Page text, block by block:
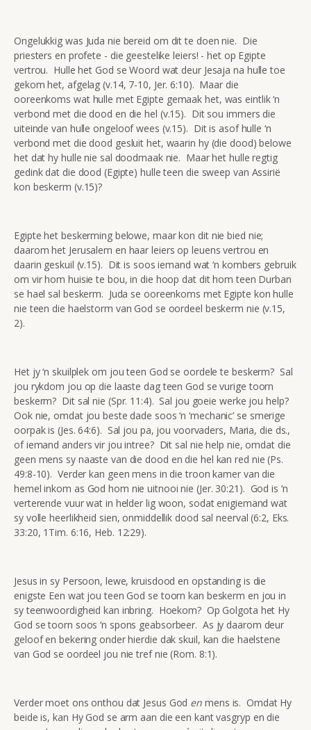
Ongelukkig was Juda nie bereid om dit te doen nie. Die
priesters en profete - die geestelike leiers! - het op Egipte
vertrou. Hulle het God se Woord wat deur Jesaja na hulle toe
gekom het, afgelag (v.14, 7-10, Jer. 6:10). Maar die
ooreenkoms wat hulle met Egipte gemaak het, was eintlik ‘n
verbond met die dood en die hel (v.15). Dit sou immers die
uiteinde van hulle ongeloof wees (v.15). Dit is asof hulle ‘n
verbond met die dood gesluit het, waarin hy (die dood) belowe
het dat hy hulle nie sal doodmaak nie. Maar het hulle regtig
gedink dat die dood (Egipte) hulle teen die sweep van Assirië
kon beskerm (v.15)?
Egipte het beskerming belowe, maar kon dit nie bied nie;
daarom het Jerusalem en haar leiers op leuens vertrou en
daarin geskuil (v.15). Dit is soos iemand wat ‘n kombers gebruik
om vir hom huisie te bou, in die hoop dat dit hom teen Durban
se hael sal beskerm. Juda se ooreenkoms met Egipte kon hulle
nie teen die haelstorm van God se oordeel beskerm nie (v.15,
2).
Het jy ‘n skuilplek om jou teen God se oordele te beskerm? Sal
jou rykdom jou op die laaste dag teen God se vurige toorn
beskerm? Dit sal nie (Spr. 11:4). Sal jou goeie werke jou help?
Ook nie, omdat jou beste dade soos ‘n ‘mechanic’ se smerige
oorpak is (Jes. 64:6). Sal jou pa, jou voorvaders, Maria, die ds.,
of iemand anders vir jou intree? Dit sal nie help nie, omdat die
geen mens sy naaste van die dood en die hel kan red nie (Ps.
49:8-10). Verder kan geen mens in die troon kamer van die
hemel inkom as God hom nie uitnooi nie (Jer. 30:21). God is ‘n
verterende vuur wat in helder lig woon, sodat enigiemand wat
sy volle heerlikheid sien, onmiddellik dood sal neerval (6:2, Eks.
33:20, 1Tim. 6:16, Heb. 12:29).
Jesus in sy Persoon, lewe, kruisdood en opstanding is die
enigste Een wat jou teen God se toorn kan beskerm en jou in
sy teenwoordigheid kan inbring. Hoekom? Op Golgota het Hy
God se toorn soos ‘n spons geabsorbeer. As jy daarom deur
geloof en bekering onder hierdie dak skuil, kan die haelstene
van God se oordeel jou nie tref nie (Rom. 8:1).
Verder moet ons onthou dat Jesus God enmens is. Omdat Hy
beide is, kan Hy God se arm aan die een kant vasgryp en die